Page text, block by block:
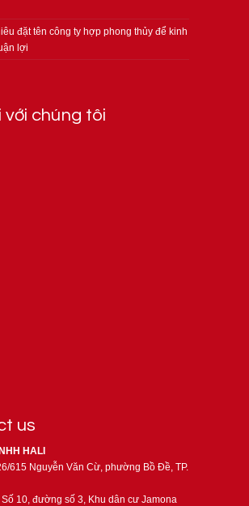
đặt tên công ty hợp phong thủy để kinh
lợi
với chúng tôi
us
HALI
615 Nguyễn Văn Cừ, phường Bồ Đề, TP.
Số 10, đường số 3, Khu dân cư Jamona